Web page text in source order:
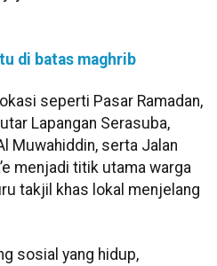
di batas maghrib
seperti Pasar Ramadan,
Lapangan Serasuba,
Muwahiddin, serta Jalan
menjadi titik utama warga
takjil khas lokal menjelang
sosial yang hidup,